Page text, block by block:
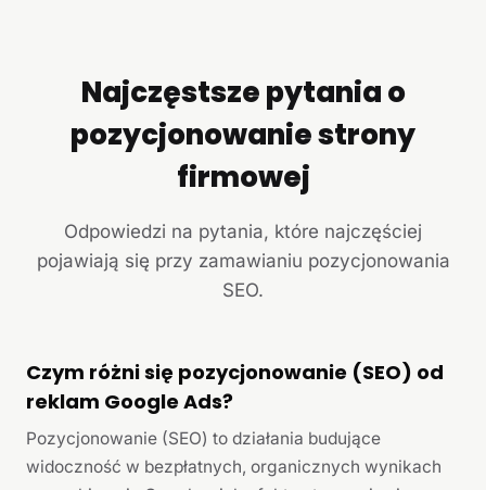
Najczęstsze pytania o
pozycjonowanie strony
firmowej
Odpowiedzi na pytania, które najczęściej
pojawiają się przy zamawianiu pozycjonowania
SEO.
Czym różni się pozycjonowanie (SEO) od
reklam Google Ads?
Pozycjonowanie (SEO) to działania budujące
widoczność w bezpłatnych, organicznych wynikach